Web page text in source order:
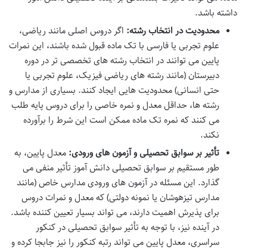
داشته باشد.
محدودیت در انتخاب رشته: اگر دروس اصلی مانند ریاضی،
علوم تجربی یا فارسی با تک ماده قبول شده باشند، این نمرات
پایین می توانند در انتخاب رشته های تخصصی تر در دوره
دبیرستان (مانند رشته های ریاضی فیزیک، علوم تجربی یا
حتی انسانی) محدودیت هایی ایجاد کنند. بسیاری از مدارس و
رشته ها، حداقل معدل و نمره خاصی را برای دروس پایه طلب
می کنند که نمره تک ماده ممکن است این شرط را برآورده
نکند.
تأثیر بر سوابق تحصیلی و آزمون های ورودی: معدل پایین، به
طور مستقیم بر سوابق تحصیلی دانش آموز تأثیر منفی می
گذارد. این مسئله در آزمون های ورودی مدارس خاص (مانند
مدارس تیزهوشان یا نمونه دولتی) که معدل و نمرات دروس
برای پذیرش اهمیت دارند، می تواند بسیار تعیین کننده باشد.
در آینده نیز، با توجه به تأثیر سوابق تحصیلی در کنکور
سراسری، معدل پایین می تواند رتبه کنکور را نیز جابجا کرده و